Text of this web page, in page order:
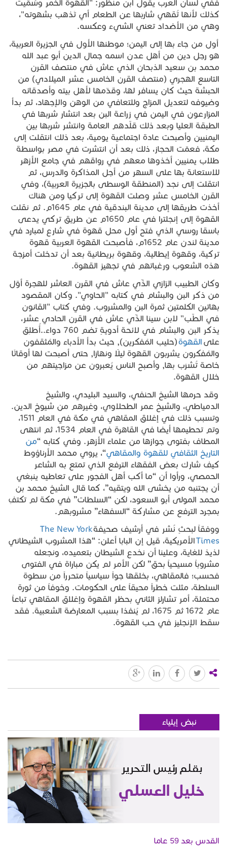
ففي لسان العرب يقول ابن منظور: "القهوة الخمر وسُمّيت
كذلك لأنها تُقهي شاربَها عن الطعام أي تَذهب بشهوته"،
وهي من الأضداد تعني الشيء وعكسه.
أول من جاء بها إلى اليمن؛ موطنها الأول في الجزيرة العربية،
هو رجل دين من أهل عدن اسمه جمال الدين أبو عبد الله
محمد بن سعيد الذبحان الذي عاش في منتصف القرن
التاسع الهجري (منتصف القرن الخامس عشر الميلادي) من
الحبشة حيث كان يسافر لها، وقدّمها لأهل بيته وأصدقائه
وضيوفه لتعديل المزاج وللتعافي من الوهن والإجهاد، ثم بدأ
المزارعون في اليمن في زراعة البن بعد انتشار شربها في
الطبقة العليا وبعد ذلك قلّدهم العامة وانتشر شربها بين
اليمنيين وأصبحت عادة اجتماعية يومية، بعد ذلك انتقلت إلى
مكة، فعمّت الحجاز، ذلك بعد أن انتشرت في مصر بواسطة
طلاب يمنيين أخذوها معهم في رواقهم في جامع الأزهر
للاستعانة بها على السهر من أجل المذاكرة والدرس، ثم
انتقلت إلى نجد (المنطقة الوسطى بالجزيرة العربية)، وفي
القرن الخامس عشر وصلت القهوة إلى تركيا ومن هناك
أخذت طريقها إلى مدينة البندقية في عام 1645م. ثم نقلت
القهوة إلى إنجلترا في عام 1650م عن طريق تركي يدعى
باسقا روسي الذي فتح أول محل قهوة في شارع لمبارد في
مدينة لندن عام 1652م، فأصبحت القهوة العربية قهوة
تركية، وقهوة إيطالية، وقهوة بريطانية بعد أن تدخلت أمزجة
هذه الشعوب ورغباتهم في تجهيز القهوة.
وكان الطبيب الرّازي الذّي عاش في القرن العاشر للهجرة أوّل
مَن ذكر البن والبشام في كتابه "الحاوي". وكان المقصود
بهاتين الكلمتين ثمرة البن والمشروب. وفي كتاب "القانون
في الطّب" لابن سينا الذّي عاش في القرن الحادي عشر،
يذكر البن والبشام في لائحة أدويةٍ تضم 760 دواء..أُطلِق
علىالقهوة(حليب المُفكرين), حيث بدأ الأدباء والمُثقفون
والمُفكرون يشربون القهوة ليلًا ونهارًا, حتى أصبحت لها أوقاتًا
خاصة تُشرَب بها, وأصبح الناس يُعبرون عن مزاجيتهم من
خلال القهوة.
وقد حرمها الشيخ الحنفي، والسيد البليدي، والشيخ
الدمياطي، والشيخ عمر الطحلاوي، وغيرهم من شيوخ الدين.
وتسبب ذلك في إغلاق المقاهي في مكة في العام 1511،
وتم تحطيمها أيضا في القاهرة في العام 1534، ثم انتهى
المطاف بفتوى جوازها من علماء الأزهر. وفي كتابه “من
التاريخ الثقافي للقهوة والمقاهي“، يروي محمد الأرناؤوط
كيف شارك بعض الفقهاء الترفع الذي تمتع به الشاعر
الحمصي، ورأوا أن “ما أكب أهل الفجور على تعاطيه ينبغي
أن يجتنبه من يخشى الله ويتقيه”، كما قال الشيخ محمد بن
محمد المولى أبو السعود، لكن “السلطات” في مكة لم تكتفِ
بمجرد الترفع عن مشاركة “السفهاء” مشروبهم.
ووفقاً لبحثٍ نُشر في أرشيف صحيفةThe New York
Timesالأمريكية، قيل إن البابا أعلن: “هذا المشروب الشيطاني
لذيذ للغاية، وعلينا أن نخدع الشيطان بتعميده، ونجعله
مشروباً مسيحياً بحق” لكن الأمر لم يكن مباراة في الفتوى
فحسب؛ فالمقاهي، بخلقها جواً سياسياً متحرراً من سطوة
السلطة، مثلت خطراً محيقاً على الحكومات. وخوفاً من ثورة
محتملة، أمر تشارلز الثاني بحظر القهوة وإغلاق المقاهي تباعاً
عام 1672 ثم 1675، لم يُنفذا بسبب المعارضة الشعبية. فقد
سقط الإنجليز في حب القهوة.
نبض إيلياء
القدس بعد 59 عاما